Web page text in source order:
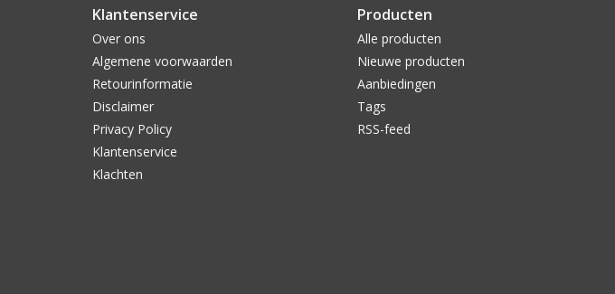
Klantenservice
Over ons
Algemene voorwaarden
Retourinformatie
Disclaimer
Privacy Policy
Klantenservice
Klachten
Producten
Alle producten
Nieuwe producten
Aanbiedingen
Tags
RSS-feed